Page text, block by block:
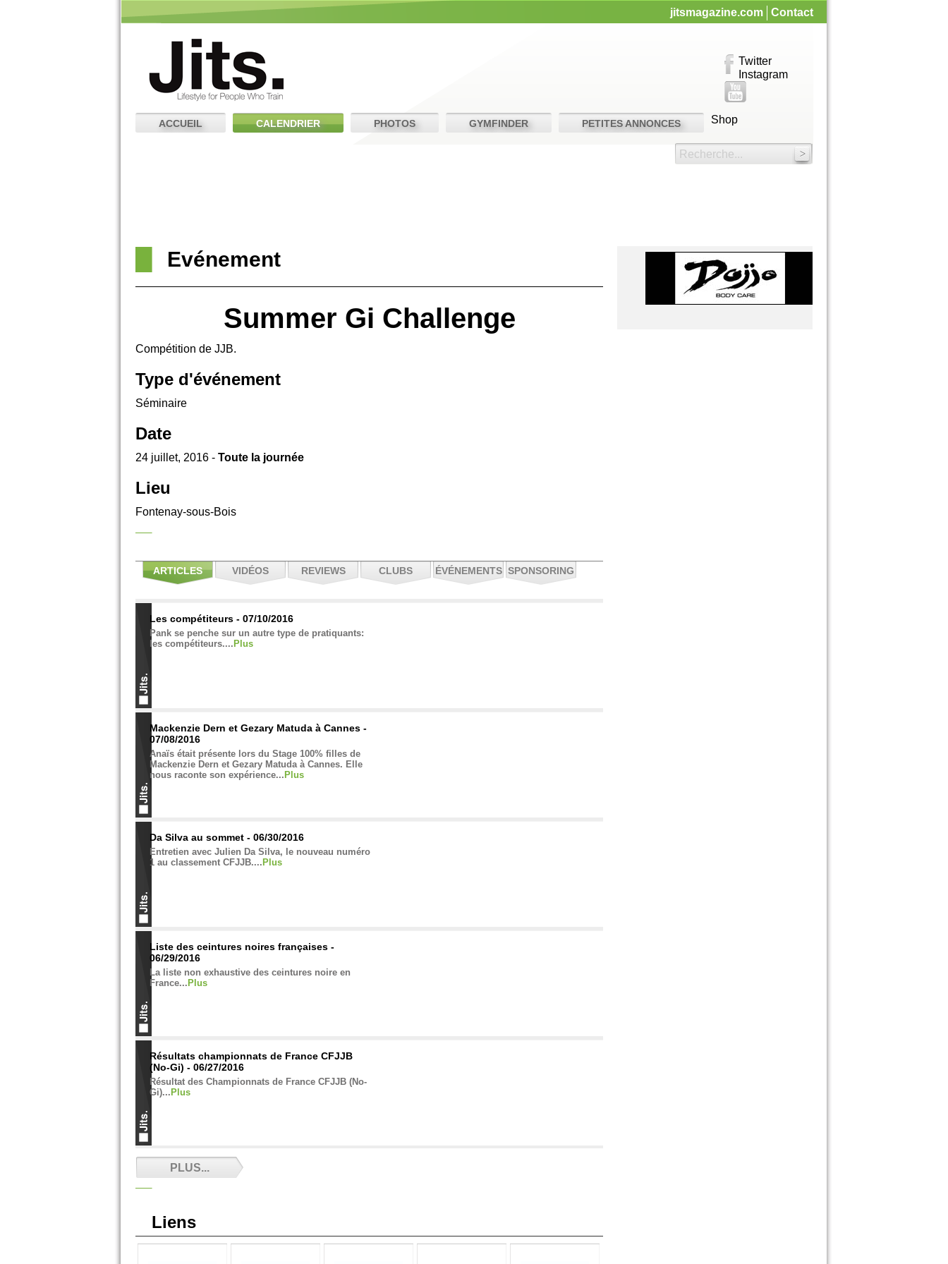
jitsmagazine.com Contact
Twitter
Instagram
ACCUEIL CALENDRIER PHOTOS GYMFINDER PETITES ANNONCES Shop
Recherche...
Evénement
Summer Gi Challenge
Compétition de JJB.
Type d'événement
Séminaire
Date
24 juillet, 2016 - Toute la journée
Lieu
Fontenay-sous-Bois
ARTICLES VIDÉOS REVIEWS CLUBS ÉVÉNEMENTS SPONSORING
Les compétiteurs - 07/10/2016
Pank se penche sur un autre type de pratiquants:
les compétiteurs.... Plus
Mackenzie Dern et Gezary Matuda à Cannes -
07/08/2016
Anaïs était présente lors du Stage 100% filles de
Mackenzie Dern et Gezary Matuda à Cannes. Elle
nous raconte son expérience... Plus
Da Silva au sommet - 06/30/2016
Entretien avec Julien Da Silva, le nouveau numéro
1 au classement CFJJB.... Plus
Liste des ceintures noires françaises -
06/29/2016
La liste non exhaustive des ceintures noire en
France... Plus
Résultats championnats de France CFJJB
(No-Gi) - 06/27/2016
Résultat des Championnats de France CFJJB (No-
Gi)... Plus
Résultats championnats de France CFJJB -
06/27/2016
Résultats des championnats de France
PLUS...
Liens